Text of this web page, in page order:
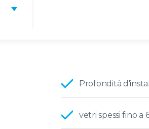
Profondità
vetri spessi fino a